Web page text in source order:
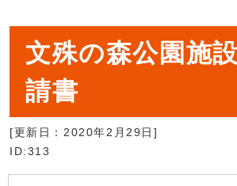
文殊の森公園施
請書
[更新日： 2020年2月29日 ]
ID:313